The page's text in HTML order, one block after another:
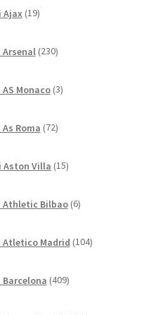
Ajax 19izdelkov
230izdelkov
Monaco 3izdelki
Roma 72izdelkov
Aston Villa 15izdelkov
Athletic Bilbao 6izdelkov
Atletico Madrid 104izdelki
409izdelkov